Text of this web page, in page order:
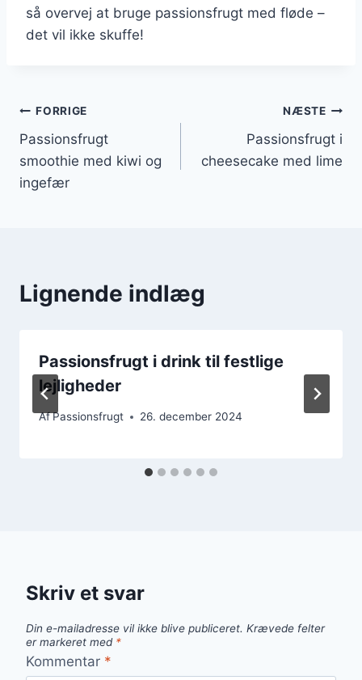
så overvej at bruge passionsfrugt med fløde –
det vil ikke skuffe!
Indlægsnavigation
FORRIGE
Passionsfrugt
smoothie med kiwi og
ingefær
NÆSTE
Passionsfrugt i
cheesecake med lime
Lignende indlæg
Passionsfrugt i drink til festlige
lejligheder
AfPassionsfrugt 26. december 2024
Skriv et svar
Din e-mailadresse vil ikke blive publiceret. Krævede felter
er markeret med *
Kommentar *